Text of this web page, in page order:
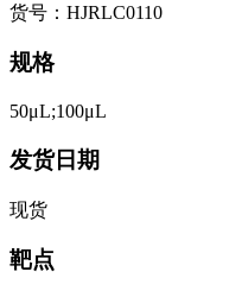
货号：HJRLC0110
规格
50μL;100μL
发货日期
现货
靶点